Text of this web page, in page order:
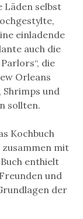
Läden selbst
einladende
auch die
die
Orleans
und
sollten.
Kochbuch
zusammen mit
enthielt
und
der